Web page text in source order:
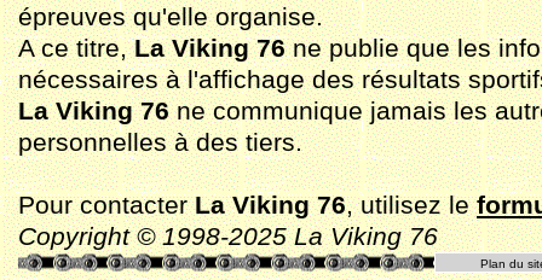
épreuves qu'elle organise.
A ce titre,La Viking 76ne publie que les
nécessaires à l'affichage des résultats
La Viking 76ne communique jamais les
personnelles à des tiers.
Pour contacterLa Viking 76, utilisez le
Copyright © 1998-2025 La Viking 76
Plan du